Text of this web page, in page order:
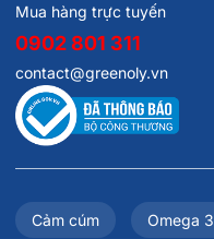
Mua hàng trực tuyến
0902 801 311
contact@greenoly.vn
Cảm cúm Omega 3